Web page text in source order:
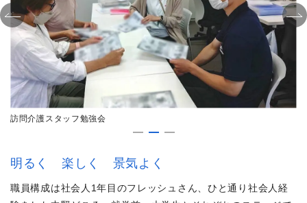
訪問介護スタッフ勉強会
明るく 楽しく 景気よく
職員構成は社会人1年目のフレッシュさん、ひと通り社会人経